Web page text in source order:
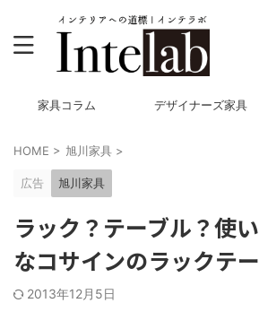
家具コラム デザイナーズ家具
HOME > 旭川家具 >
広告 旭川家具
ラック？テーブル？使
なコサインのラックテ
2013年12月5日